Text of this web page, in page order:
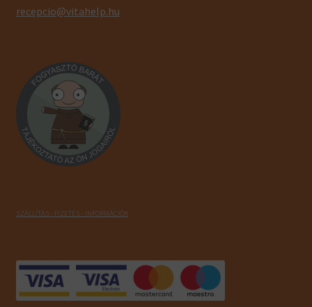
recepcio@vitahelp.hu
SZÁLLÍTÁS - FIZETÉS - INFORMÁCIÓK